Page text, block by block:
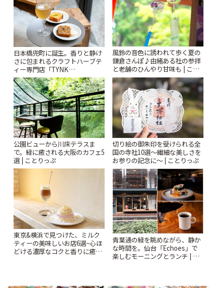
日本橋兜町に誕生。香りと静け
さに包まれるクラフトハーブテ
ィー専門店「TYNK
Kabutocho」 | ことりっぷ
風鈴の音色に誘われて歩く夏の
鎌倉さんぽ♪由緒ある社の参拝
と老舗のひんやり甘味も | こと
りっぷ
公園ビューから川床テラスま
で。緑に癒される大阪のカフェ5
選 | ことりっぷ
切り絵の御朱印を受けられる全
国の寺社10選〜繊細な美しさを
お参りの記念に〜 | ことりっぷ
東京&横浜で見つけた、ミルク
ティーの美味しいお店6選~心ほ
どける濃厚なコクと香りに癒や
青葉通の緑を眺めながら、静か
な時間を。仙台「Echoes」で
楽しむモーニングとランチ | こ